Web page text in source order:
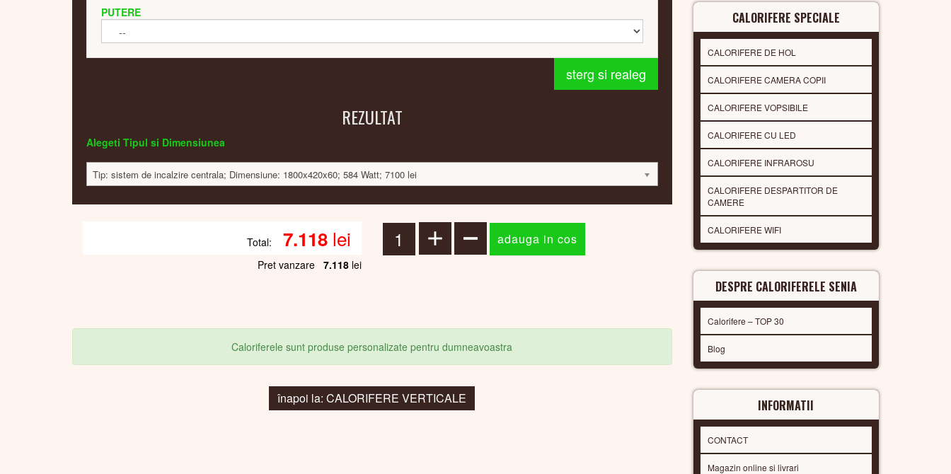
PUTERE
sterg si realeg
REZULTAT
Alegeti Tipul si Dimensiunea
Tip: sistem de incalzire centrala; Dimensiune: 1800x420x60; 584 Watt; 7100 lei
Total: 7.118lei
Pret vanzare 7.118lei
Caloriferele sunt produse personalizate pentru dumneavoastra
înapoi la: CALORIFERE VERTICALE
CALORIFERE SPECIALE
CALORIFERE DE HOL
CALORIFERE CAMERA COPII
CALORIFERE VOPSIBILE
CALORIFERE CU LED
CALORIFERE INFRAROSU
CALORIFERE DESPARTITOR DE
CAMERE
CALORIFERE WIFI
DESPRE CALORIFERELE SENIA
Calorifere – TOP 30
Blog
INFORMATII
CONTACT
Magazin online si livrari